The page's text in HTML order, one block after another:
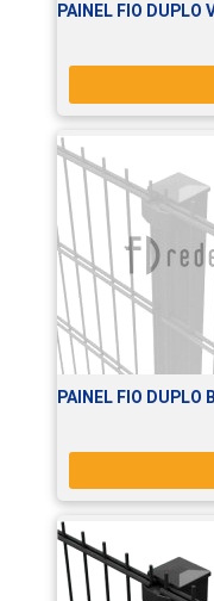
PAINEL FIO DUPLO
PAINEL FIO DUPLO